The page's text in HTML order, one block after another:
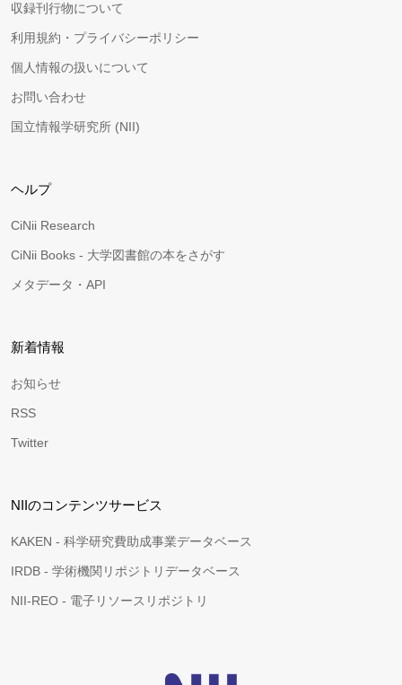
収録刊行物について
利用規約・プライバシーポリシー
個人情報の扱いについて
お問い合わせ
国立情報学研究所 (NII)
ヘルプ
CiNii Research
CiNii Books - 大学図書館の本をさがす
メタデータ・API
新着情報
お知らせ
RSS
Twitter
NIIのコンテンツサービス
KAKEN - 科学研究費助成事業データベース
IRDB - 学術機関リポジトリデータベース
NII-REO - 電子リソースリポジトリ